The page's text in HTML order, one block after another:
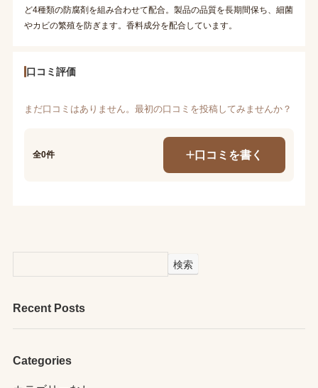
ど4種類の防腐剤を組み合わせて配合。製品の品質を長期間保ち、細菌
やカビの繁殖を防ぎます。香料成分を配合しています。
口コミ評価
まだ口コミはありません。最初の口コミを投稿してみませんか？
全0件 口コミを書く
検索
Recent Posts
Categories